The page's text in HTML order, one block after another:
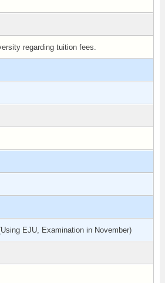
regarding tuition fees.
EJU, Examination in November)